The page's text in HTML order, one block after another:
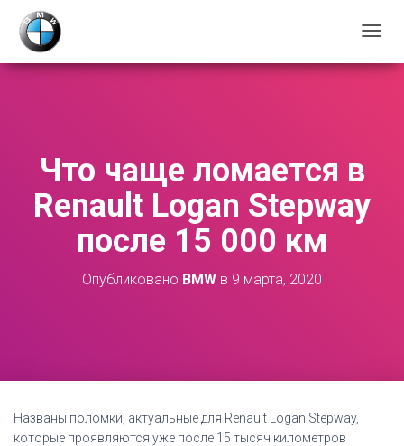
Е
Что чаще ломается в
Renault Logan Stepway
после 15 000 км
Опубликовано BMW в 9 марта, 2020
Названы поломки, актуальные для Renault Logan Stepway,
которые проявляются уже после 15 тысяч километров